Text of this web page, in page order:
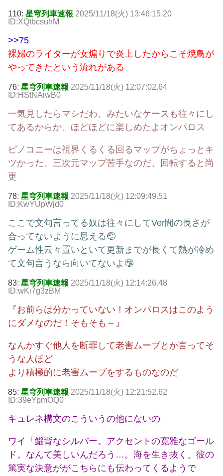
110: 星穹列車速報 2025/11/18(火) 13:46:15.20
ID:XQtbcsuhM
>>75
裸婦のライターが女煽りで炎上したからこそ焼鳥が
やってきたという流れがある
76: 星穹列車速報 2025/11/18(火) 12:07:02.64
ID:HStNAiwB0
一気見したらマシだわ、みたいなケースも往々にし
てあるからか、ほどほどに楽しめたよオンパロス
ピノコニーは視界くるくる回るマップがちょっとキ
ツかった、三次元マップ苦手なのだ、回転すると尚
更
78: 星穹列車速報 2025/11/18(火) 12:09:49.51
ID:KwYUpWjd0
ここで文句言ってる奴は往々にしてVer間の長さが
合ってないように思える🤕
ゲーム性云々置いといて更新までが長くて熱が冷め
て文句言うなら向いてないよ🤥
83: 星穹列車速報 2025/11/18(火) 12:14:26.48
ID:wKi7g3zBM
『お前らは分かっていない！オンパロスはこのよう
にダメなのだ！そもそも～』
なんかすぐ他人を断罪して老害ムーブとか言ってそ
うな人ほど
より積極的に老害ムーブをするものなのだ
85: 星穹列車速報 2025/11/18(火) 12:21:52.62
ID:39eYpmOQ0
キュレネ構文のこういうの他にないの
ワイ「鯔背なシルバー。アクセントの寛雅なゴール
ド。なんて美しいんだろう…。海を生き抜く、彼の
篤実な決意ががこちらにも伝わってくるようで